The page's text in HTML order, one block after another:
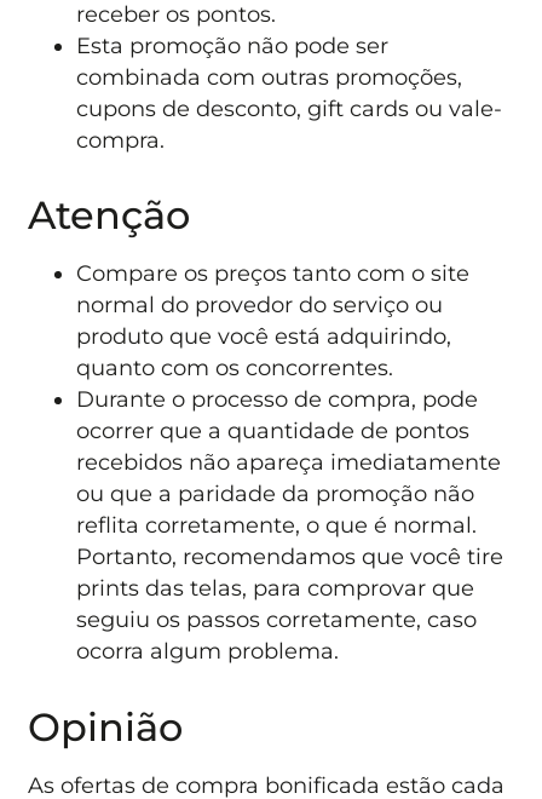
receber os pontos.
Esta promoção não pode ser
combinada com outras promoções,
cupons de desconto, gift cards ou vale-
compra.
Atenção
Compare os preços tanto com o site
normal do provedor do serviço ou
produto que você está adquirindo,
quanto com os concorrentes.
Durante o processo de compra, pode
ocorrer que a quantidade de pontos
recebidos não apareça imediatamente
ou que a paridade da promoção não
reflita corretamente, o que é normal.
Portanto, recomendamos que você tire
prints das telas, para comprovar que
seguiu os passos corretamente, caso
ocorra algum problema.
Opinião
As ofertas de compra bonificada estão cada